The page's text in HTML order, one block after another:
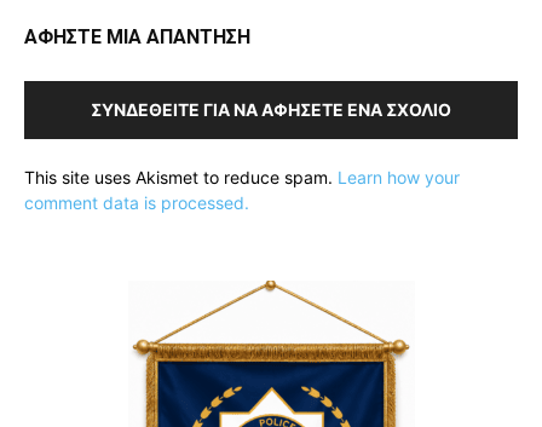
ΑΦΗΣΤΕ ΜΙΑ ΑΠΑΝΤΗΣΗ
ΣΥΝΔΕΘΕΊΤΕ ΓΙΑ ΝΑ ΑΦΉΣΕΤΕ ΈΝΑ ΣΧΌΛΙΟ
This site uses Akismet to reduce spam. Learn how your
comment data is processed.